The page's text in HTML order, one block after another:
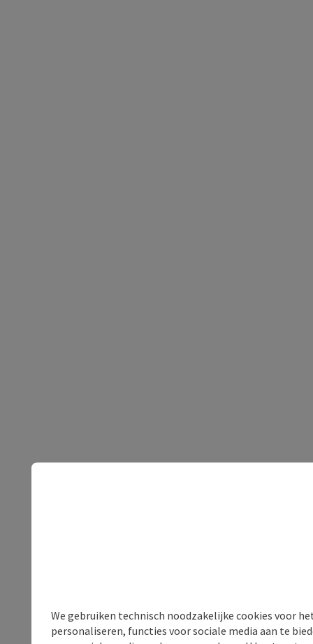
We gebruiken technisch noodzakelijke cookies voor
personaliseren, functies voor sociale media aan te